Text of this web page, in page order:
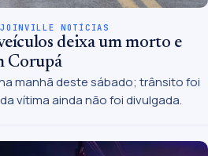
NOTÍCIAS
deixa um morto e
Corupá
manhã deste sábado; trânsito foi
vítima ainda não foi divulgada.